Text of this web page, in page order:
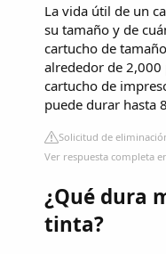
La vida útil de un
su tamaño y de
cartucho de
alrededor de
cartucho de
puede durar hasta
Solicitud de
Ver respuesta completa
¿Qué dura
tinta?